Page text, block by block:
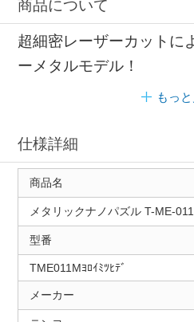
商品について
超細密レーザーカットに
ーメタルモデル！
もっ
仕様詳細
商品名
メタリックナノパズル T-ME-
型番
TME011Mﾖﾛｲﾐﾂﾋﾃﾞ
メーカー